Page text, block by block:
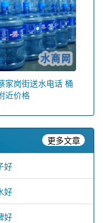
家岗街送水电话 桶
近价格
更多文章
好
好
好